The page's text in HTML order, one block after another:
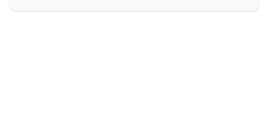
Guarda de Documentos